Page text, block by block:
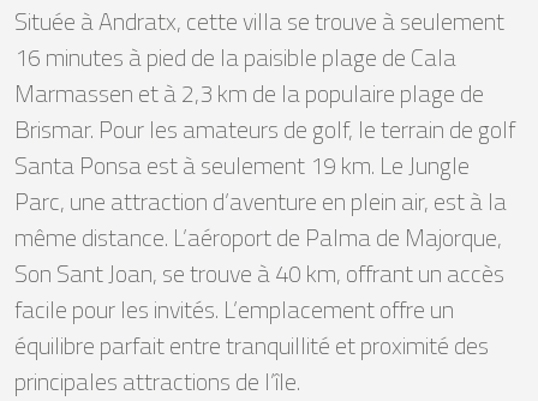
Située à Andratx, cette villa se trouve à seulement
16 minutes à pied de la paisible plage de Cala
Marmassen et à 2,3 km de la populaire plage de
Brismar. Pour les amateurs de golf, le terrain de golf
Santa Ponsa est à seulement 19 km. Le Jungle
Parc, une attraction d’aventure en plein air, est à la
même distance. L’aéroport de Palma de Majorque,
Son Sant Joan, se trouve à 40 km, offrant un accès
facile pour les invités. L’emplacement offre un
équilibre parfait entre tranquillité et proximité des
principales attractions de l’île.